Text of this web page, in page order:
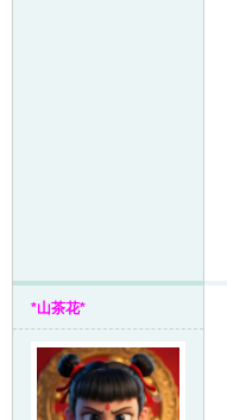
*山茶花*